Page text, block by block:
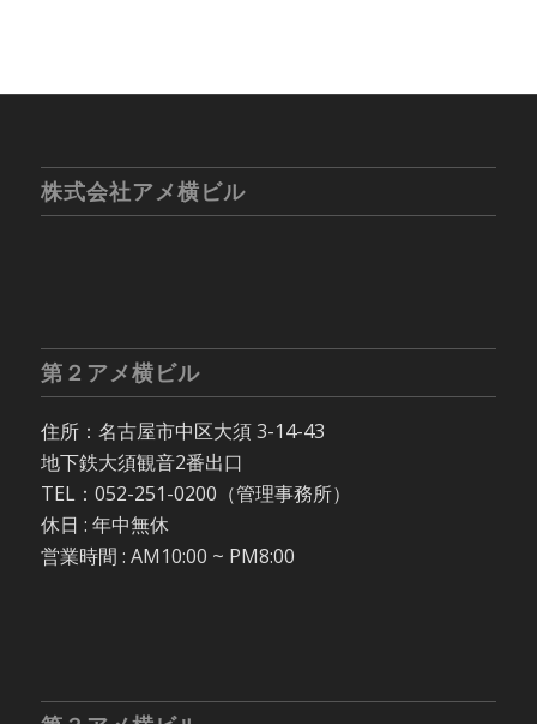
株式会社アメ横ビル
第２アメ横ビル
住所：名古屋市中区大須 3-14-43
地下鉄大須観音2番出口
TEL：052-251-0200（管理事務所）
休日 : 年中無休
営業時間 : AM10:00 ~ PM8:00